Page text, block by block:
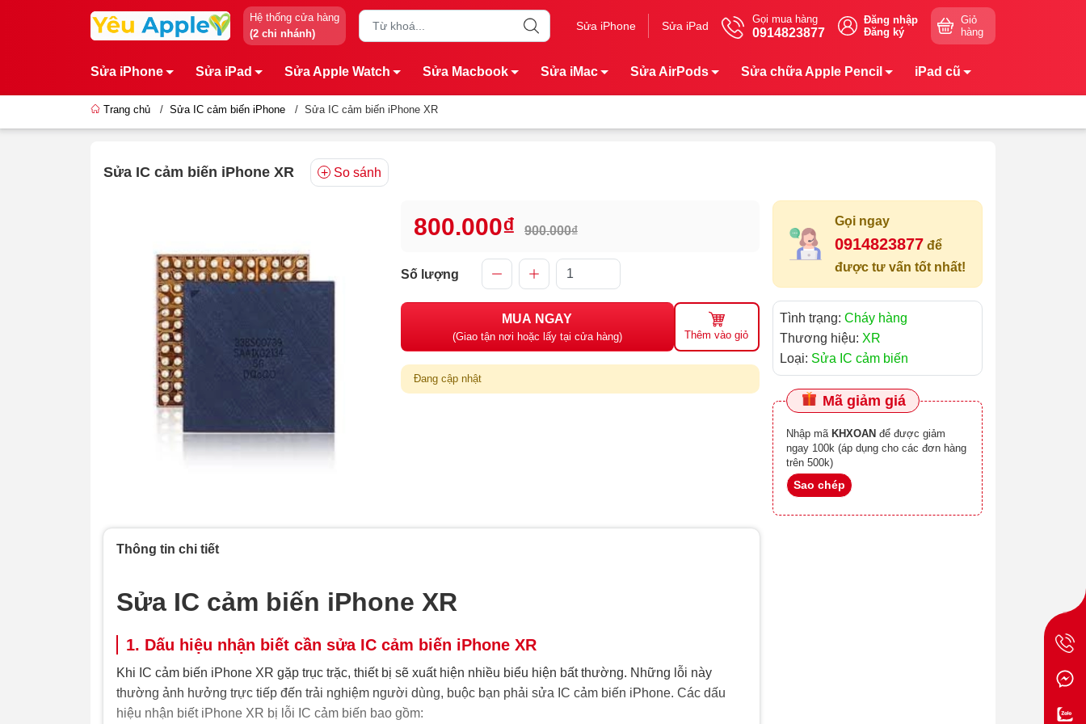
Hệ thống cửa hàng
(2 chi nhánh)
Sửa iPhone Sửa iPad
Gọi mua hàng
0914823877
Đăng nhập
Đăng ký
Giỏ
hàng
Sửa iPhone Sửa iPad Sửa Apple Watch Sửa Macbook Sửa iMac Sửa AirPods Sửa chữa Apple Pencil iPad cũ
Trang chủ / Sửa IC cảm biến iPhone / Sửa IC cảm biến iPhone XR
Sửa IC cảm biến iPhone XR So sánh
800.000₫ 900.000₫
Số lượng
MUA NGAY
(Giao tận nơi hoặc lấy tại cửa hàng) Thêm vào giỏ
Đang cập nhật
Gọi ngay
0914823877 để
được tư vấn tốt nhất!
Tình trạng: Cháy hàng
Thương hiệu: XR
Loại: Sửa IC cảm biến
Mã giảm giá
Nhập mã KHXOAN
ngay 100k (áp dụng cho các đơn hàng
trên 500k)
Sao chép
Thông tin chi tiết
Sửa IC cảm biến iPhone XR
1. Dấu hiệu nhận biết cần sửa IC cảm biến iPhone XR
Khi IC cảm biến iPhone XR gặp trục trặc, thiết bị sẽ xuất hiện nhiều biểu hiện bất thường. Những lỗi này
thường ảnh hưởng trực tiếp đến trải nghiệm người dùng, buộc bạn phải sửa IC cảm biến iPhone. Các dấu
hiệu nhận biết iPhone XR bị lỗi IC cảm biến bao gồm: